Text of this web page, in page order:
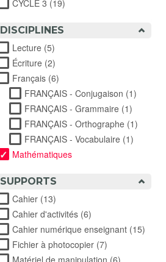
CYCLE 3 (19)
DISCIPLINES
Lecture (5)
Écriture (2)
Français (6)
FRANÇAIS - Conjugaison (1)
FRANÇAIS - Grammaire (1) Apply
FRANÇAIS - Orthographe (1)
FRANÇAIS - Vocabulaire (1) Apply
Mathématiques
SUPPORTS
Cahier (13)
Cahier d'activités (6)
Cahier numérique enseignant (15)
Fichier à photocopier (7)
Matériel de manipulation (6) Apply